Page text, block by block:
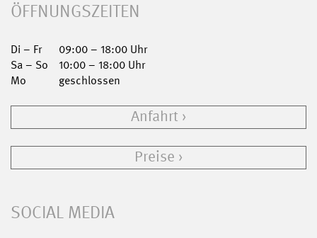
ÖFFNUNGSZEITEN
Di – Fr
09:00 – 18:00 Uhr
Sa – So
10:00 – 18:00 Uhr
Mo
geschlossen
Anfahrt
Preise
SOCIAL MEDIA